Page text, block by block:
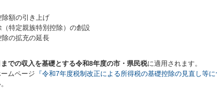
額の引き上げ
特定親族特別控除）の創設
の拡充の延長
での収入を基礎とする令和8年度の市・県民税に適用されます。
ムページ
『令和7年度税制改正による所得税の基礎控除の見直し等